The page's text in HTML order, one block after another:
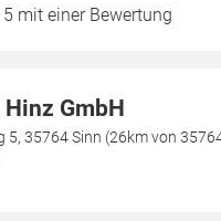
5 mit einer Bewertung
GmbH
5, 35764 Sinn (26km von